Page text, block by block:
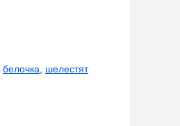
белочка шелестят